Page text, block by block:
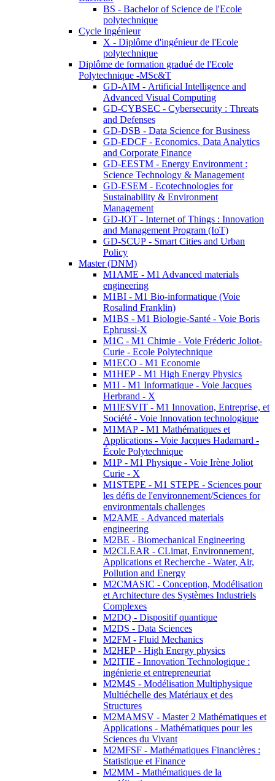
BS - Bachelor of Science de l'Ecole
polytechnique
Cycle Ingénieur
X - Diplôme d'ingénieur de l'Ecole
polytechnique
Diplôme de formation gradué de l'Ecole
Polytechnique -MSc&T
GD-AIM - Artificial Intelligence and
Advanced Visual Computing
GD-CYBSEC - Cybersecurity : Threats
and Defenses
GD-DSB - Data Science for Business
GD-EDCF - Economics, Data Analytics
and Corporate Finance
GD-EESTM - Energy Environment :
Science Technology & Management
GD-ESEM - Ecotechnologies for
Sustainability & Environment
Management
GD-IOT - Internet of Things : Innovation
and Management Program (IoT)
GD-SCUP - Smart Cities and Urban
Policy
Master (DNM)
M1AME - M1 Advanced materials
engineering
M1BI - M1 Bio-informatique (Voie
Rosalind Franklin)
M1BS - M1 Biologie-Santé - Voie Boris
Ephrussi-X
M1C - M1 Chimie - Voie Fréderic Joliot-
Curie - Ecole Polytechnique
M1ECO - M1 Economie
M1HEP - M1 High Energy Physics
M1I - M1 Informatique - Voie Jacques
Herbrand - X
M1IESVIT - M1 Innovation, Entreprise, et
Société - Voie Innovation technologique
M1MAP - M1 Mathématiques et
Applications - Voie Jacques Hadamard -
École Polytechnique
M1P - M1 Physique - Voie Irène Joliot
Curie - X
M1STEPE - M1 STEPE - Sciences pour
les défis de l'environnement/Sciences for
environmentals challenges
M2AME - Advanced materials
engineering
M2BE - Biomechanical Engineering
M2CLEAR - CLimat, Environnement,
Applications et Recherche - Water, Air,
Pollution and Energy
M2CMASIC - Conception, Modélisation
et Architecture des Systèmes Industriels
Complexes
M2DQ - Dispositif quantique
M2DS - Data Sciences
M2FM - Fluid Mechanics
M2HEP - High Energy physics
M2ITIE - Innovation Technologique :
ingénierie et entrepreneuriat
M2M4S - Modélisation Multiphysique
Multiéchelle des Matériaux et des
Structures
M2MAMSV - Master 2 Mathématiques et
Applications - Mathématiques pour les
Sciences du Vivant
M2MFSF - Mathématiques Financières :
Statistique et Finance
M2MM - Mathématiques de la